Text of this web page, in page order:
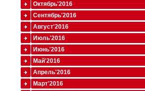
Октябрь'2016
Сентябрь'2016
Август'2016
Июль'2016
Июнь'2016
Май'2016
Апрель'2016
Март'2016